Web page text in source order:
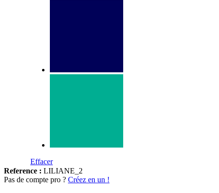
Effacer
Reference : LILIANE_2
Pas de compte pro ? Créez en un !